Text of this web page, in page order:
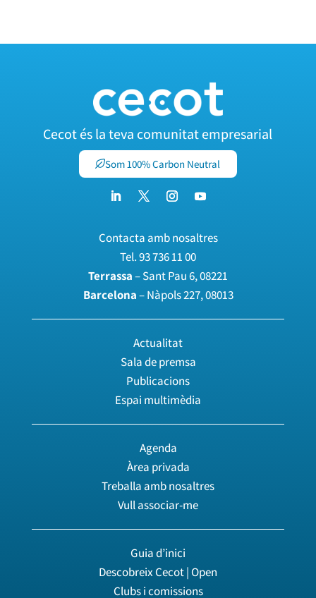
Cecot és la teva comunitat empresarial
Som 100% Carbon Neutral
Contacta amb nosaltres
Tel.93 736 11 00
Terrassa– Sant Pau 6, 08221
Barcelona– Nàpols 227, 08013
Actualitat
Sala de premsa
Publicacions
Espai multimèdia
Agenda
Àrea privada
Treballa amb nosaltres
Vull associar-me
Guia d’inici
Descobreix Cecot | Open
Clubs i comissions